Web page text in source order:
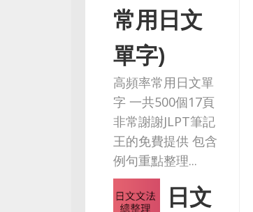
常用日文
單字)
高頻率常用日文單
字 一共500個17頁
非常謝謝JLPT筆記
王的免費提供 包含
例句重點整理...
日文